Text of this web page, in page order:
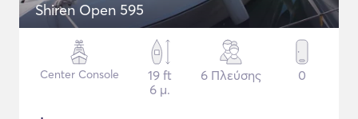
Shiren Open 595
Center Console
19 ft
6 μ.
6 Πλεύσης 0